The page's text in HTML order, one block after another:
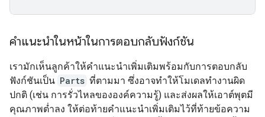
คำแนะนำในหน้าในการตอบกลับฟังก์ชัน
เรามักเห็นลูกค้าให้คำแนะนำเพิ่มเติมพร้อมกับการตอบกลับ
ฟังก์ชันเป็น Parts ที่ตามมา ซึ่งอาจทำให้โมเดลทำงานผิด
ปกติ (เช่น การรั่วไหลขององค์ความรู้) และส่งผลให้เอาต์พุตมี
คุณภาพต่ำลง ให้ต่อท้ายคำแนะนำเพิ่มเติมไว้ที่ท้ายข้อความ